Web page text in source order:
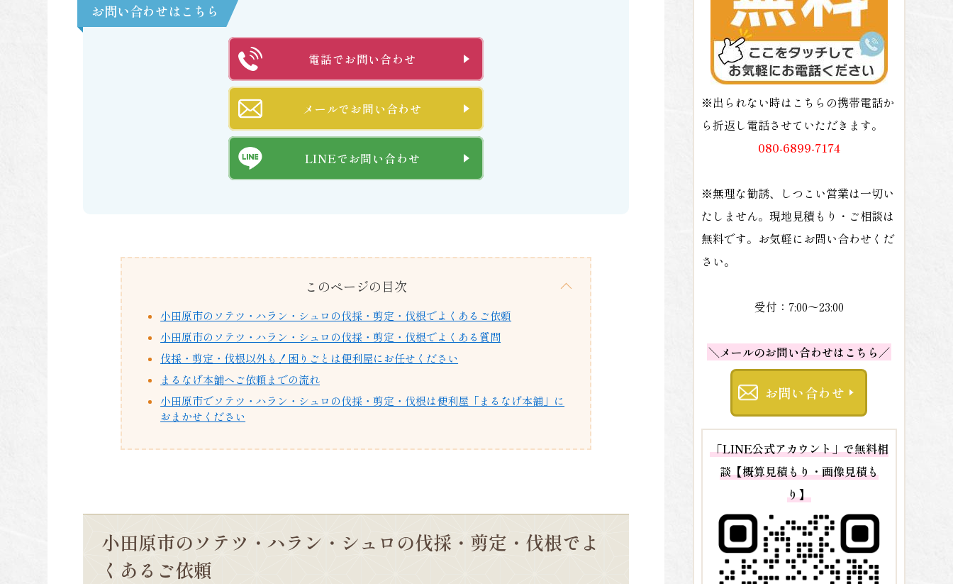
お問い合わせはこちら
電話でお問い合わせ
メールでお問い合わせ
LINEでお問い合わせ
このページの目次
小田原市のソテツ・ハラン・シュロの伐採・剪定・伐根でよくあるご依頼
小田原市のソテツ・ハラン・シュロの伐採・剪定・伐根でよくある質問
伐採・剪定・伐根以外も！困りごとは便利屋にお任せください
まるなげ本舗へご依頼までの流れ
小田原市でソテツ・ハラン・シュロの伐採・剪定・伐根は便利屋「まるなげ本舗」に
おまかせください
小田原市のソテツ・ハラン・シュロの伐採・剪定・伐根でよ
くあるご依頼
※出られない時はこちらの携帯電話か
ら折返し電話させていただきます。
080-6899-7174
※無理な勧誘、しつこい営業は一切い
たしません。現地見積もり・ご相談は
無料です。お気軽にお問い合わせくだ
さい。
受付：7:00～23:00
＼メールのお問い合わせはこちら／
お問い合わせ
「LINE公式アカウント」で無料相
談【概算見積もり・画像見積も
り】